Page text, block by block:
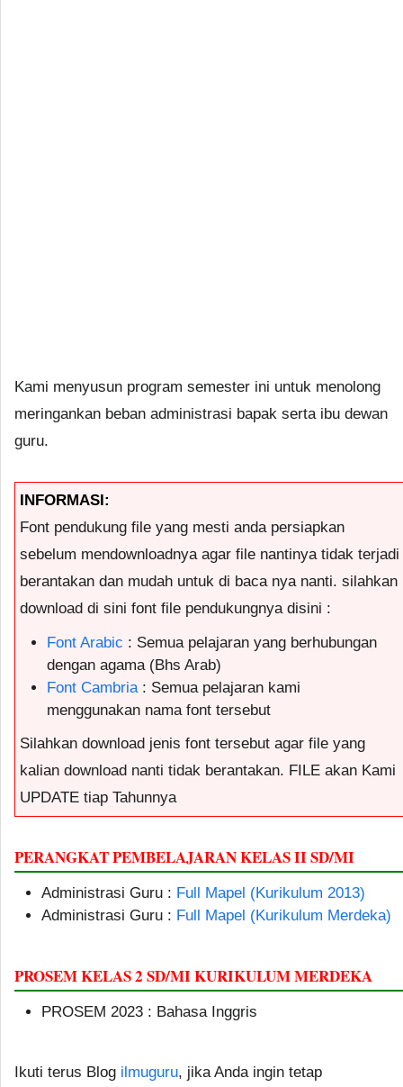
Kami menyusun program semester ini untuk menolong
meringankan beban administrasi bapak serta ibu dewan
guru.
INFORMASI:
Font pendukung file yang mesti anda persiapkan
sebelum mendownloadnya agar file nantinya tidak terjadi
berantakan dan mudah untuk di baca nya nanti. silahkan
download di sini font file pendukungnya disini :
Font Arabic : Semua pelajaran yang berhubungan
dengan agama (Bhs Arab)
Font Cambria: Semua pelajaran kami
menggunakan nama font tersebut
Silahkan download jenis font tersebut agar file yang
kalian download nanti tidak berantakan. FILE akan Kami
UPDATE tiap Tahunnya
PERANGKAT PEMBELAJARAN KELAS II SD/MI
Administrasi Guru : Full Mapel (Kurikulum 2013)
Administrasi Guru : Full Mapel (Kurikulum Merdeka)
PROSEM KELAS 2 SD/MI KURIKULUM MERDEKA
PROSEM 2023 : Bahasa Inggris
Ikuti terus Blog ilmuguru, jika Anda ingin tetap